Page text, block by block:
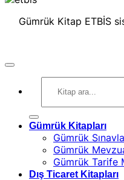
Gümrük Kitap ETBİS
Gümrük Kitapları
Gümrük
Gümrük
Gümrük Tarife
Dış Ticaret Kitapları